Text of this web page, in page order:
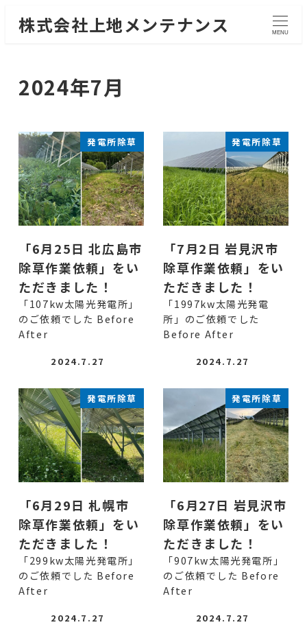
株式会社上地メンテナンス MENU
2024年7月
発電所除草
「6月25日 北広島市
除草作業依頼」をい
ただきました！
「107kw太陽光発電所」
のご依頼でした Before
After
2024.7.27
発電所除草
「7月2日 岩見沢市
除草作業依頼」をい
ただきました！
「1997kw太陽光発電
所」のご依頼でした
Before After
2024.7.27
発電所除草
「6月29日 札幌市
除草作業依頼」をい
ただきました！
「299kw太陽光発電所」
のご依頼でした Before
After
2024.7.27
発電所除草
「6月27日 岩見沢市
除草作業依頼」をい
ただきました！
「907kw太陽光発電所」
のご依頼でした Before
After
2024.7.27